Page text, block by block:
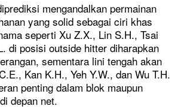
mengandalkan permainan
yang solid sebagai ciri khas
seperti Xu Z.X., Lin S.H., Tsai
di posisi outside hitter diharapkan
sementara lini tengah akan
Kan K.H., Yeh Y.W., dan Wu T.H.
penting dalam blok maupun
depan net.